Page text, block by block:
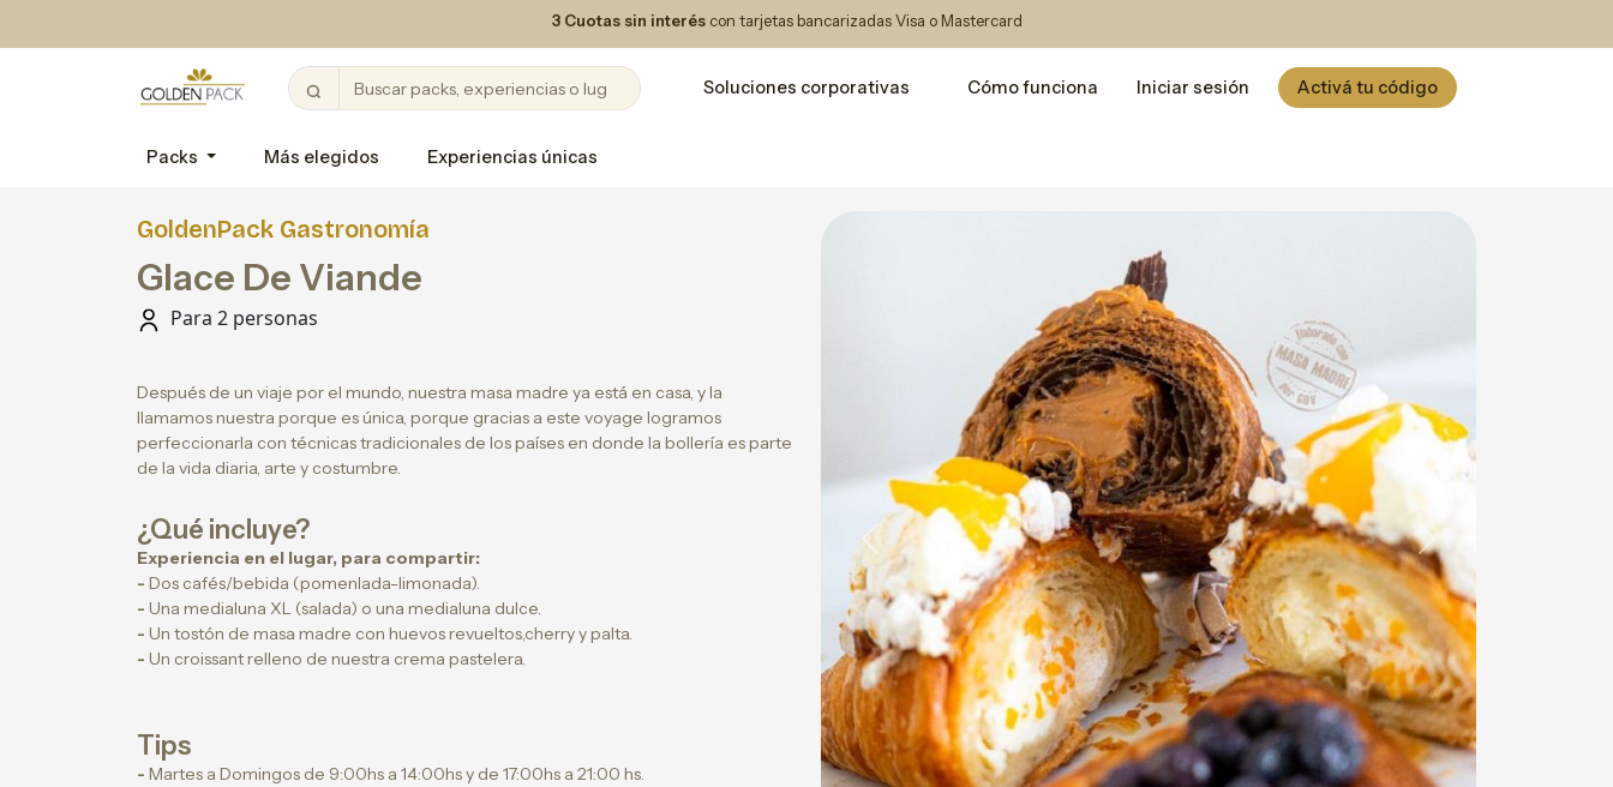
3 Cuotas sin interés con tarjetas bancarizadas Visa o Mastercard
Soluciones corporativas Cómo funciona Iniciar sesión Activá tu código
Packs Más elegidos Experiencias únicas
GoldenPack Gastronomía
Glace De Viande
Para 2 personas
Después de un viaje por el mundo, nuestra masa madre ya está en casa, y la
llamamos nuestra porque es única, porque gracias a este voyage logramos
perfeccionarla con técnicas tradicionales de los países en donde la bollería es parte
de la vida diaria, arte y costumbre.
¿Qué incluye?
Experiencia en el lugar, para compartir:
- Dos cafés/bebida (pomenlada-limonada).
- Una medialuna XL (salada) o una medialuna dulce.
- Un tostón de masa madre con huevos revueltos,cherry y palta.
- Un croissant relleno de nuestra crema pastelera.
Tips
- Martes a Domingos de 9:00hs a 14:00hs y de 17:00hs a 21:00 hs.
Previous Next